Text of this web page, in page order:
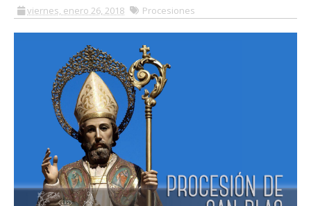
viernes, enero 26, 2018 Procesiones